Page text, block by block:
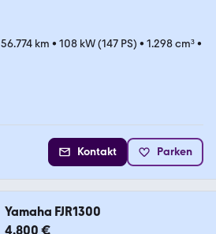
56.774 km • 108 kW (147 PS) • 1.298 cm³•
Kontakt Parken
Yamaha FJR1300
4.800 €